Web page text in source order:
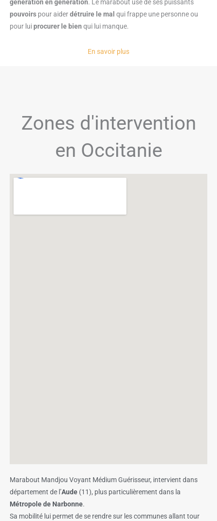
génération en génération. Le marabout use de ses puissants
pouvoirs pour aiderdétruire le mal qui frappe une personne ou
pour luiprocurer le bien qui lui manque.
En savoir plus
Zones d'intervention
en Occitanie
Marabout Mandjou Voyant Médium Guérisseur, intervient dans
département de l’Aude (11), plus particulièrement dans la
Métropole de Narbonne.
Sa mobilité lui permet de se rendre sur les communes allant tour